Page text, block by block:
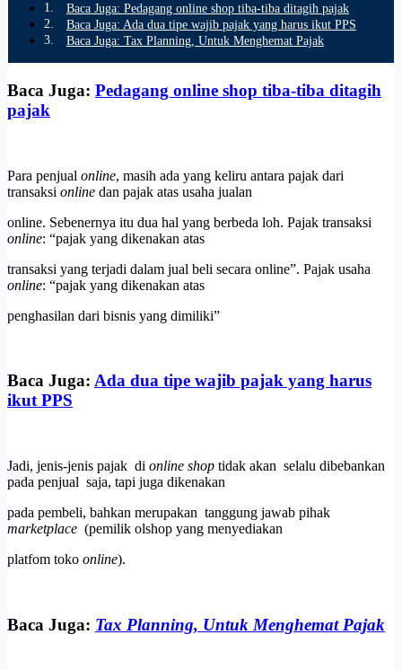
Baca Juga: Pedagang online shop tiba-tiba ditagih pajak
Baca Juga: Ada dua tipe wajib pajak yang harus ikut PPS
Baca Juga: Tax Planning, Untuk Menghemat Pajak
Baca Juga: Pedagang online shop tiba-tiba ditagih
pajak
Para penjual online, masih ada yang keliru antara pajak dari
transaksi online dan pajak atas usaha jualan
online. Sebenernya itu dua hal yang berbeda loh. Pajak transaksi
online: “pajak yang dikenakan atas
transaksi yang terjadi dalam jual beli secara online”. Pajak usaha
online: “pajak yang dikenakan atas
penghasilan dari bisnis yang dimiliki”
Baca Juga: Ada dua tipe wajib pajak yang harus
ikut PPS
Jadi, jenis-jenis pajak di online shop tidak akan selalu dibebankan
pada penjual saja, tapi juga dikenakan
pada pembeli, bahkan merupakan tanggung jawab pihak
marketplace (pemilik olshop yang menyediakan
platfom toko online).
Baca Juga: Tax Planning, Untuk Menghemat Pajak